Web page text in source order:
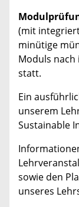
(mit
minütige
Moduls
statt.
Ein
unserem
Sustainable
sowie den
unseres